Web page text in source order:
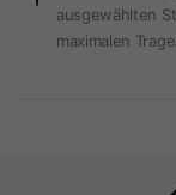
ausgewählten
maximalen